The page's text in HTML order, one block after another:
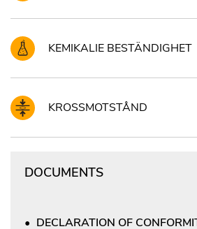
KEMIKALIE BESTÄNDIGHET
KROSSMOTSTÅND
DOCUMENTS
DECLARATION OF